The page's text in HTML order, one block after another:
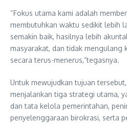
“Fokus utama kami adalah
membutuhkan waktu sedikit lebih
semakin baik, hasilnya lebih
masyarakat, dan tidak mengulang
secara terus-menerus,”tegasnya.
Untuk mewujudkan tujuan
menjalankan tiga strategi utama,
dan tata kelola pemerintahan,
penyelenggaraan birokrasi, serta